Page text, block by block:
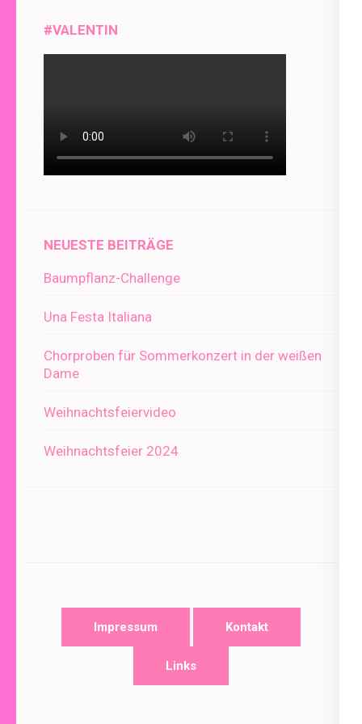
#VALENTIN
NEUESTE BEITRÄGE
Baumpflanz-Challenge
Una Festa Italiana
Chorproben für Sommerkonzert in der weißen
Dame
Weihnachtsfeiervideo
Weihnachtsfeier 2024
Impressum Kontakt
Links